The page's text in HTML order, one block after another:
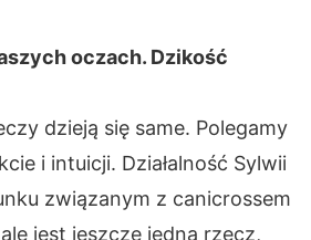
oczach. Dzikość
dzieją się same. Polegamy
i intuicji. Działalność Sylwii
związanym z canicrossem
jest jeszcze jedna rzecz,